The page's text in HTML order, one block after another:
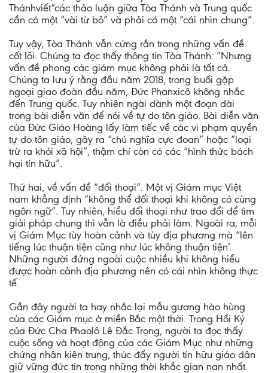
Thánhviết“các thảo luận giữa Tòa Thánh và Trung quốc
cần có một “vài từ bỏ” và phải có một “cái nhìn chung”.
Tuy vậy, Tòa Thánh vẫn cứng rắn trong những vấn đề
cốt lõi. Chúng ta đọc thấy thông tin Tòa Thánh: “Nhưng
vấn đề phong các giám mục không phải là tất cả.
Chúng ta lưu ý rằng đầu năm 2018, trong buổi gặp
ngoại giao đoàn đầu năm, Đức Phanxicô không nhắc
đến Trung quốc. Tuy nhiên ngài dành một đoạn dài
trong bài diễn văn để nói về tự do tôn giáo. Bài diễn văn
của Đức Giáo Hoàng lấy làm tiếc về các vi phạm quyền
tự do tôn giáo, gây ra “chủ nghĩa cực đoan” hoặc “loại
trừ ra khỏi xã hội”, thậm chí còn có các “hình thức bách
hại tín hữu”.
Thứ hai, về vấn đề “đối thoại”. Một vị Giám mục Việt
nam khẳng định “không thể đối thoại khi không có cùng
ngôn ngữ”. Tuy nhiên, hiểu đối thoại như trao đổi để tìm
giải pháp chung thì vẫn là điều phải làm. Ngoài ra, mỗi
vị Giám Mục tùy hoàn cảnh và tùy địa phương mà “lên
tiếng lúc thuận tiện cũng như lúc không thuận tiện’.
Những người đứng ngoài cuộc nhiều khi không hiểu
được hoàn cảnh địa phương nên có cái nhìn không thực
tế.
Gần đây người ta hay nhắc lại mẫu gương hào hùng
của các Giám mục ở miền Bắc một thời. Trong Hồi Ký
của Đức Cha Phaolô Lê Đắc Trọng, người ta đọc thấy
cuộc sống và hoạt động của các Giám Mục như những
chứng nhân kiên trung, thúc đẩy người tín hữu giáo dân
giữ vững đức tin trong những thời khắc gian nan nhất.